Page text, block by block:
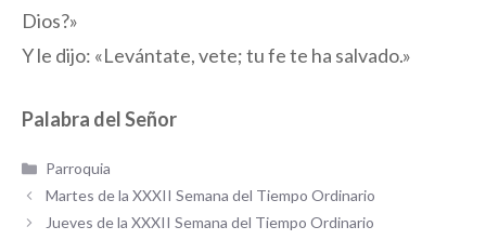
Dios?»
Y le dijo: «Levántate, vete; tu fe te ha salvado.»
Palabra del Señor
Categorías
Parroquia
Martes de la XXXII Semana del Tiempo Ordinario
Jueves de la XXXII Semana del Tiempo Ordinario